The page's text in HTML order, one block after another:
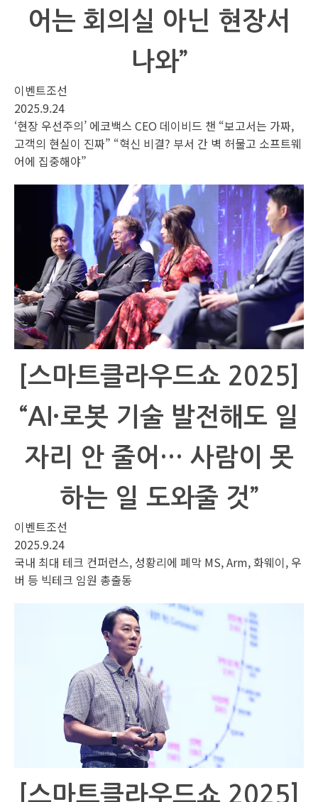
어는 회의실 아닌 현장서
나와”
이벤트조선
2025.9.24
‘현장 우선주의’ 에코백스 CEO 데이비드 챈 “보고서는 가짜,
고객의 현실이 진짜” “혁신 비결? 부서 간 벽 허물고 소프트웨
어에 집중해야”
[스마트클라우드쇼 2025]
“AI·로봇 기술 발전해도 일
자리 안 줄어… 사람이 못
하는 일 도와줄 것”
이벤트조선
2025.9.24
국내 최대 테크 컨퍼런스, 성황리에 폐막 MS, Arm, 화웨이, 우
버 등 빅테크 임원 총출동
[스마트클라우드쇼 2025]